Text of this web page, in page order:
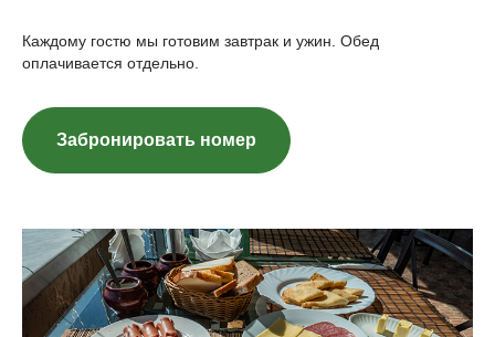
Каждому гостю мы готовим завтрак и ужин. Обед
оплачивается отдельно.
Забронировать номер